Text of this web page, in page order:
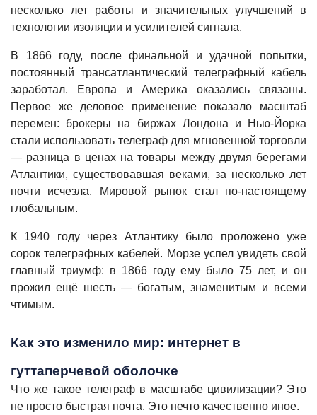
несколько лет работы и значительных улучшений в
технологии изоляции и усилителей сигнала.
В 1866 году, после финальной и удачной попытки,
постоянный трансатлантический телеграфный кабель
заработал. Европа и Америка оказались связаны.
Первое же деловое применение показало масштаб
перемен: брокеры на биржах Лондона и Нью-Йорка
стали использовать телеграф для мгновенной торговли
— разница в ценах на товары между двумя берегами
Атлантики, существовавшая веками, за несколько лет
почти исчезла. Мировой рынок стал по-настоящему
глобальным.
К 1940 году через Атлантику было проложено уже
сорок телеграфных кабелей. Морзе успел увидеть свой
главный триумф: в 1866 году ему было 75 лет, и он
прожил ещё шесть — богатым, знаменитым и всеми
чтимым.
Как это изменило мир: интернет в
гуттаперчевой оболочке
Что же такое телеграф в масштабе цивилизации? Это
не просто быстрая почта. Это нечто качественно иное.